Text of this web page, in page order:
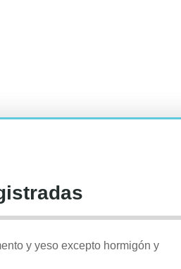
y yeso excepto hormigón y